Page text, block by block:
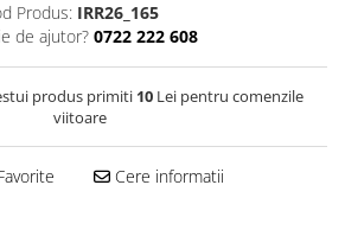
Produs: IRR26_165
de ajutor? 0722 222 608
produs primiti 10Lei pentru comenzile
viitoare
Cere informatii